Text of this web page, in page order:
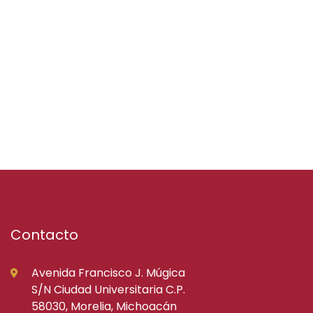
Contacto
Avenida Francisco J. Múgica
S/N Ciudad Universitaria C.P.
58030, Morelia, Michoacán